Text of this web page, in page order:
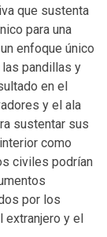
que sustenta
para una
enfoque único
las pandillas y
en el
y el ala
sustentar sus
como
civiles podrían
por los
extranjero y el